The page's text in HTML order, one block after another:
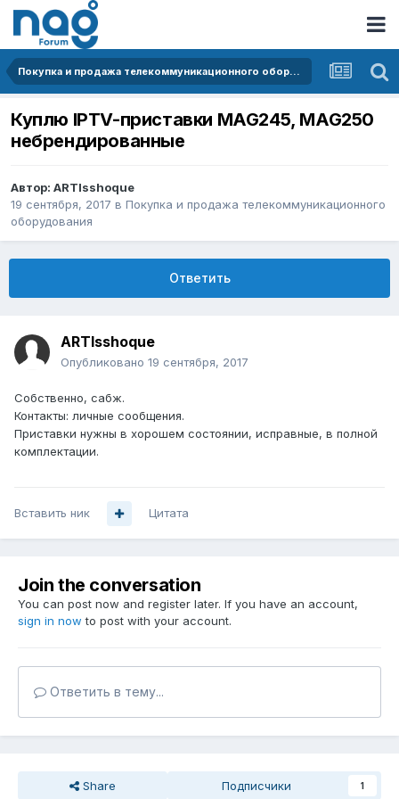
Покупка и продажа телекоммуникационного оборудования
Куплю IPTV-приставки MAG245, MAG250
небрендированные
Автор: ARTIsshoque
19 сентября, 2017 в Покупка и продажа телекоммуникационного
оборудования
Ответить
ARTIsshoque
Опубликовано 19 сентября, 2017
Собственно, сабж.
Контакты: личные сообщения.
Приставки нужны в хорошем состоянии, исправные, в полной
комплектации.
Вставить ник Цитата
Join the conversation
You can post now and register later. If you have an account,
sign in now to post with your account.
Ответить в тему...
Share Подписчики 1